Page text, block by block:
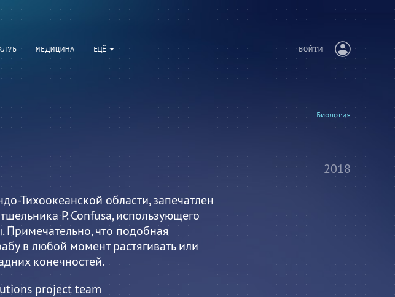
ЕЩЁ
МЕДИЦИНА ВОЙТИ
Биология
Тихоокеанской области, запечатлен
P. Confusa, использующего
Примечательно, что подобная
в любой момент растягивать или
конечностей.
project team
2018